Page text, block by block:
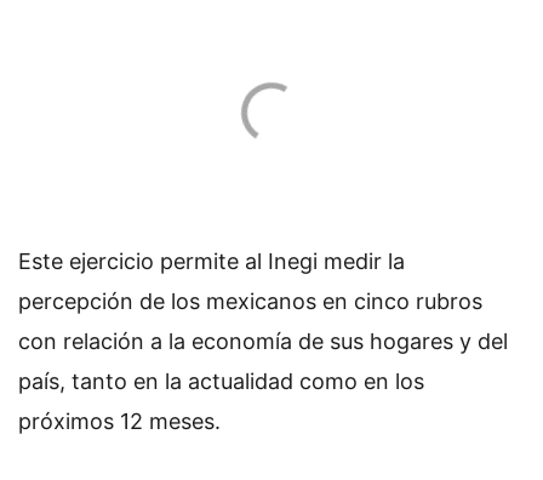
Este ejercicio permite al Inegi medir la
percepción de los mexicanos en cinco rubros
con relación a la economía de sus hogares y del
país, tanto en la actualidad como en los
próximos 12 meses.